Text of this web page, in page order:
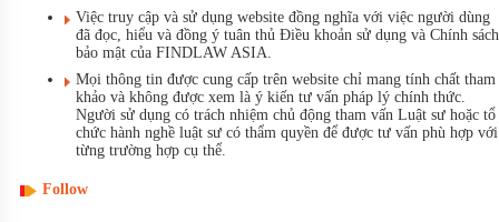
Việc truy cập và sử dụng website đồng nghĩa với việc người dùng
đã đọc, hiểu và đồng ý tuân thủ Điều khoản sử dụng và Chính sách
bảo mật của FINDLAW ASIA.
Mọi thông tin được cung cấp trên website chỉ mang tính chất tham
khảo và không được xem là ý kiến tư vấn pháp lý chính thức.
Người sử dụng có trách nhiệm chủ động tham vấn Luật sư hoặc tổ
chức hành nghề luật sư có thẩm quyền để được tư vấn phù hợp với
từng trường hợp cụ thể.
Follow